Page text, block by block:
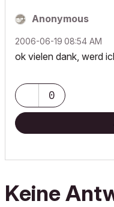
Anonymous
‎2006-06-19 08:54 AM
ok vielen dank, werd
0
Keine